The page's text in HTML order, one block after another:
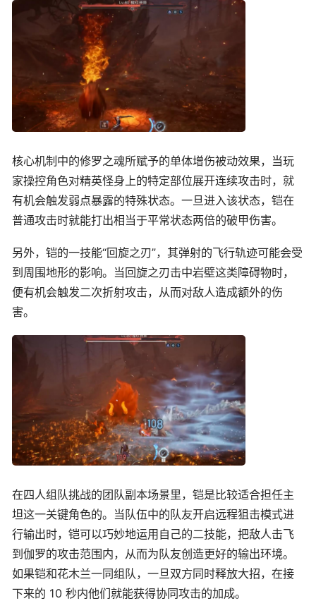
核心机制中的修罗之魂所赋予的单体增伤被动效果，当玩
家操控角色对精英怪身上的特定部位展开连续攻击时，就
有机会触发弱点暴露的特殊状态。一旦进入该状态，铠在
普通攻击时就能打出相当于平常状态两倍的破甲伤害。
另外，铠的一技能“回旋之刃”，其弹射的飞行轨迹可能会受
到周围地形的影响。当回旋之刃击中岩壁这类障碍物时，
便有机会触发二次折射攻击，从而对敌人造成额外的伤
害。
在四人组队挑战的团队副本场景里，铠是比较适合担任主
坦这一关键角色的。当队伍中的队友开启远程狙击模式进
行输出时，铠可以巧妙地运用自己的二技能，把敌人击飞
到伽罗的攻击范围内，从而为队友创造更好的输出环境。
如果铠和花木兰一同组队，一旦双方同时释放大招，在接
下来的 10 秒内他们就能获得协同攻击的加成。